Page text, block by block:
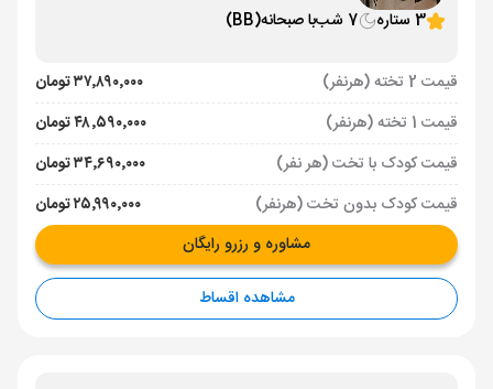
3 ستاره
7 شب با صبحانه(BB)
قیمت 2 تخته (هرنفر)
۳۷٬۸۹۰٬۰۰۰ تومان
قیمت 1 تخته (هرنفر)
۴۸٬۵۹۰٬۰۰۰ تومان
قیمت کودک با تخت (هر نفر)
۳۴٬۶۹۰٬۰۰۰ تومان
قیمت کودک بدون تخت (هرنفر)
۲۵٬۹۹۰٬۰۰۰ تومان
مشاوره و رزرو رایگان
مشاهده اقساط